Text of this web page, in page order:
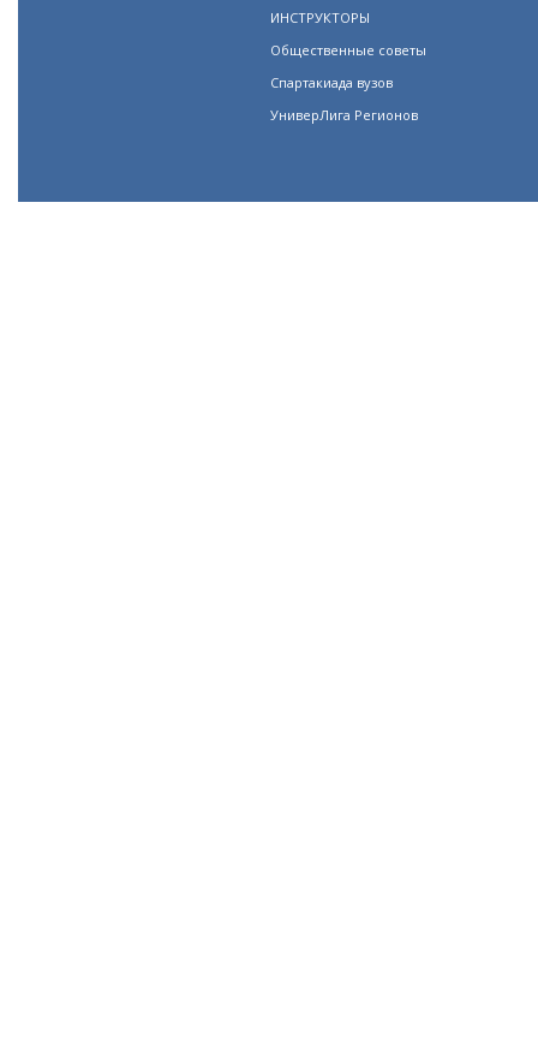
ИНСТРУКТОРЫ
Общественные советы
Спартакиада вузов
УниверЛига Регионов